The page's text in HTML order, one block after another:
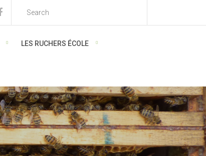
LES RUCHERS ÉCOLE